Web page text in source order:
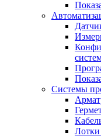
Системы
Лотки